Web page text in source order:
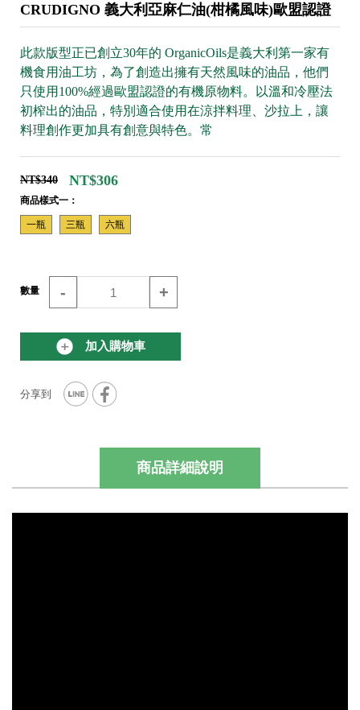
CRUDIGNO 義大利亞麻仁油(柑橘風味)歐盟認證
此款版型正已創立30年的 OrganicOils是義大利第一家有
機食用油工坊，為了創造出擁有天然風味的油品，他們
只使用100%經過歐盟認證的有機原物料。以溫和冷壓法
初榨出的油品，特別適合使用在涼拌料理、沙拉上，讓
料理創作更加具有創意與特色。常
NT$340 NT$306
商品樣式一：
一瓶 三瓶 六瓶
數量 - +
加入購物車
商品詳細說明